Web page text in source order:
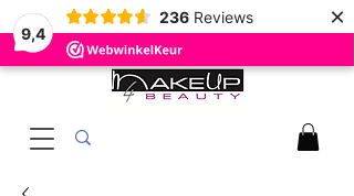
9,4
236 Reviews ×